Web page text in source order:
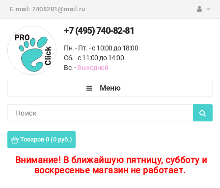
E-mail: 7408281@mail.ru
+7 (495) 740-82-81
Пн. - Пт. - с 10:00 до 18:00
Сб. - с 11:00 до 14:00
Вс. -Выходной
Товаров 0 (0 руб.)
Внимание! В ближайшую пятницу, субботу и
воскресенье магазин не работает.
Пороги для пола
Защитные уголки